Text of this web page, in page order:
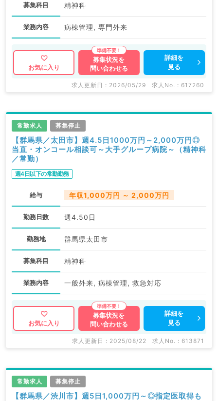
募集科目 精神科
業務内容 病棟管理, 専門外来
お気に入り
募集状況を
問い合わせる
詳細を
見る
求人更新日 : 2026/05/29 求人No. : 617260
常勤求人 募集停止
【群馬県／太田市】週4.5日1000万円～2,000万円◎
当直・オンコール相談可～大手グループ病院～（精神科
／常勤）
週4日以下の常勤勤務
給与 年収1,000万円 ～ 2,000万円
勤務日数 週4.50日
勤務地 群馬県太田市
募集科目 精神科
業務内容 一般外来, 病棟管理, 救急対応
お気に入り
募集状況を
問い合わせる
詳細を
見る
求人更新日 : 2025/08/22 求人No. : 613871
常勤求人 募集停止
【群馬県／渋川市】週5日1,000万円～◎指定医取得も